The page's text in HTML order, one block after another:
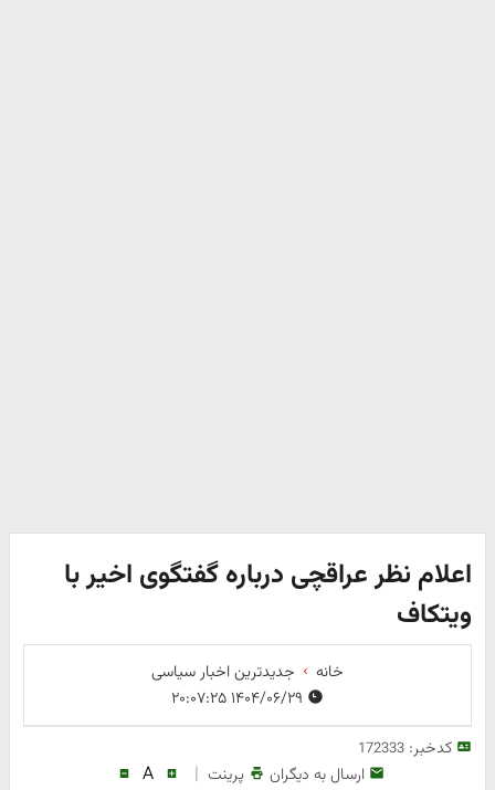
اعلام نظر عراقچی درباره گفتگوی اخیر با
ویتکاف
خانه
جدیدترین اخبار سیاسی
کدخبر:172333
ارسال به دیگران پرینت |
A